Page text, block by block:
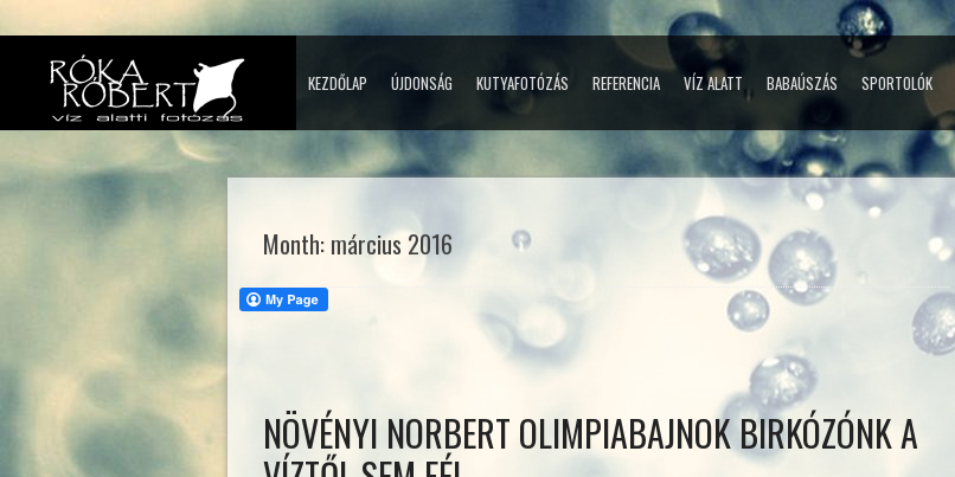
KEZDŐLAP ÚJDONSÁG KUTYAFOTÓZÁS REFERENCIA VÍZ ALATT BABAÚSZÁS SPORTOLÓK
Month: március 2016
NÖVÉNYI NORBERT OLIMPIABAJNOK BIRKÓZÓNK A